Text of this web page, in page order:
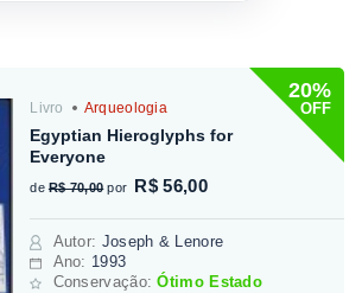
20%
OFF
Livro Arqueologia
Egyptian Hieroglyphs for
Everyone
de R$ 70,00 por R$ 56,00
Autor: Joseph & Lenore
Ano: 1993
Conservação:Ótimo Estado